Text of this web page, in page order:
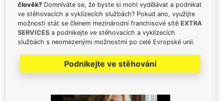
člověk? Domníváte se, že byste si mohl vydělávat a podnikat
ve stěhovacích a vyklízecích službách? Pokud ano, využijte
možnosti stát se členem mezinárodní franchisové sítě EXTRA
SERVICES a podnikejte ve stěhovacích a vyklízecích
službách s neomezenými možnostmi po celé Evropské unii.
Podnikejte ve stěhování